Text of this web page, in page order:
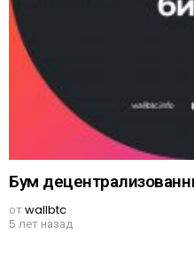
Бум
отwallbtc
5 лет назад